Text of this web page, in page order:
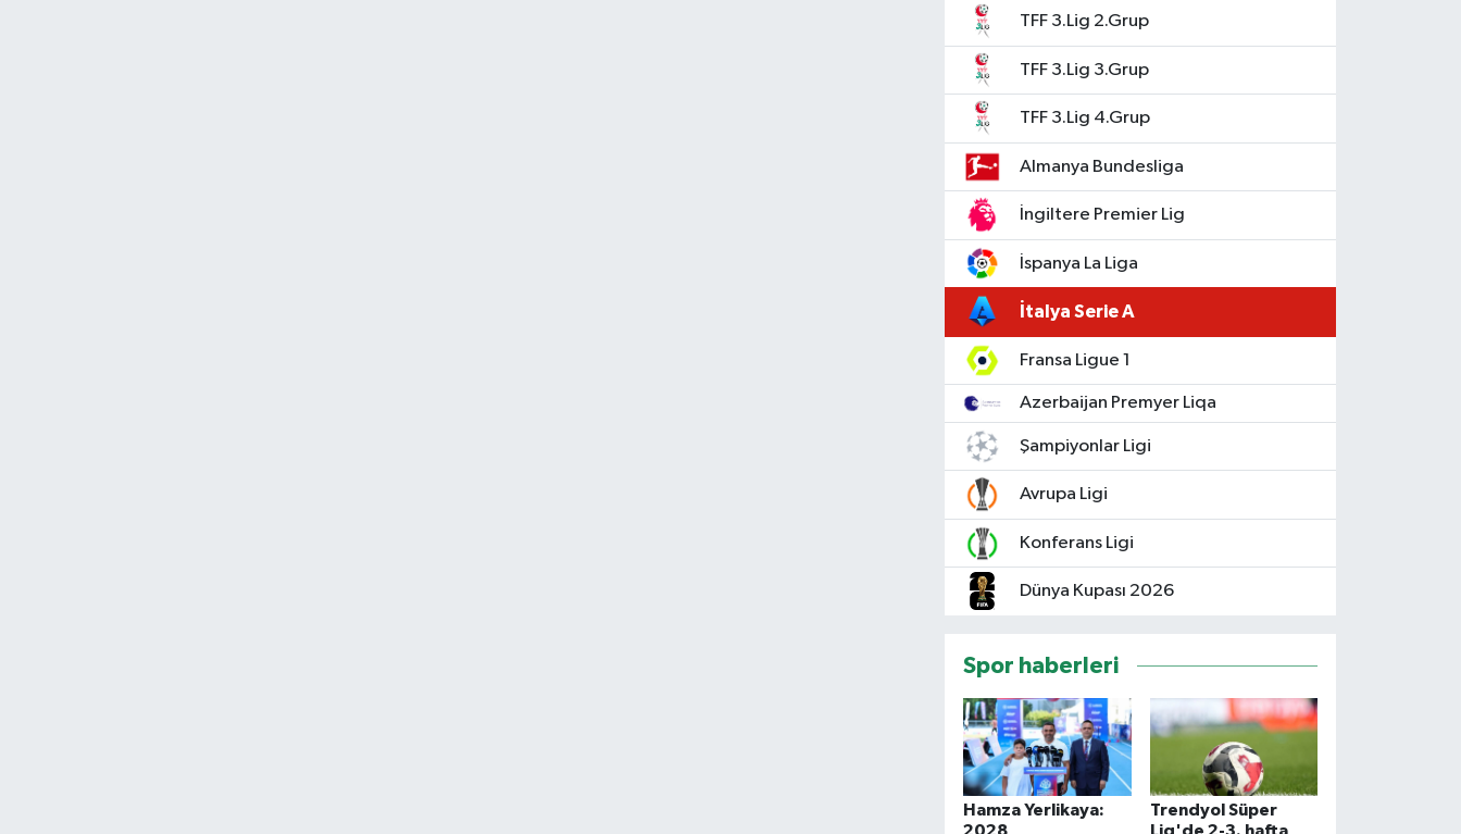
TFF 3.Lig 2.Grup
TFF 3.Lig 3.Grup
TFF 3.Lig 4.Grup
Almanya Bundesliga
İngiltere Premier Lig
İspanya La Liga
İtalya Serie A
Fransa Ligue 1
Azerbaijan Premyer Liqa
Şampiyonlar Ligi
Avrupa Ligi
Konferans Ligi
Dünya Kupası 2026
Spor haberleri
Hamza Yerlikaya:
Trendyol Süper